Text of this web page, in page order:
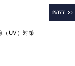
（UV）対策